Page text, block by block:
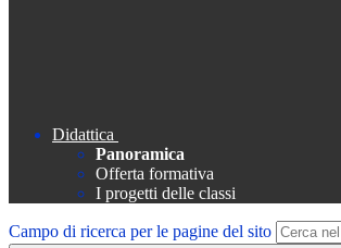
Didattica
Panoramica
Offerta formativa
I progetti delle classi
Campo di ricerca per le pagine del sito